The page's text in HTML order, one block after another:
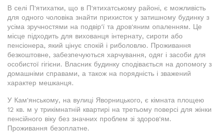
В селі П'ятихатки, що в П'ятихатському районі, є можливість
для одного чоловіка знайти прихисток у затишному будинку з
усіма зручностями на подвір'ї та дров'яним опаленням. Це
місце підходить для вихованця інтернату, сироти або
пенсіонера, який цінує спокій і риболовлю. Проживання
безкоштовне, забезпечуються харчування, одяг і засоби для
особистої гігієни. Власник будинку сподівається на допомогу з
домашніми справами, а також на порядність і зважений
характер мешканця.
У Кам'янському, на вулиці Яворницького, є кімната площею
12 кв. м у трикімнатній квартирі на третьому поверсі для жінки
пенсійного віку без значних проблем зі здоров'ям.
Проживання безоплатне.